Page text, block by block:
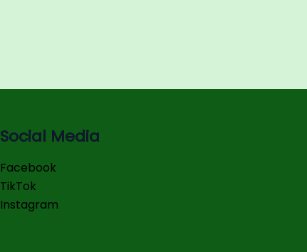
Social Media
Facebook
TikTok
Instagram